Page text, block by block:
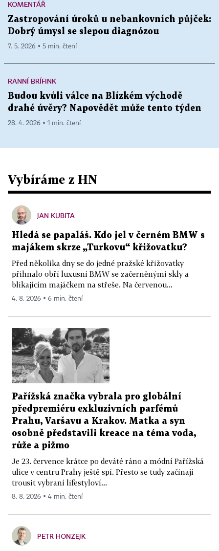
KOMENTÁŘ
Zastropování úroků u nebankovních půjček:
Dobrý úmysl se slepou diagnózou
7. 5. 2026 ▪ 5 min. čtení
RANNÍ BRÍFINK
Budou kvůli válce na Blízkém východě
drahé úvěry? Napovědět může tento týden
28. 4. 2026 ▪ 1 min. čtení
Vybíráme z HN
JAN KUBITA
Hledá se papaláš. Kdo jel v černém BMW s
majákem skrze „Turkovu“ křižovatku?
Před několika dny se do jedné pražské křižovatky
přihnalo obří luxusní BMW se začerněnými skly a
blikajícím majáčkem na střeše. Na červenou...
4. 8. 2026 ▪ 6 min. čtení
Pařížská značka vybrala pro globální
předpremiéru exkluzivních parfémů
Prahu, Varšavu a Krakov. Matka a syn
osobně představili kreace na téma voda,
růže a pižmo
Je 23. července krátce po deváté ráno a módní Pařížská
ulice v centru Prahy ještě spí. Přesto se tudy začínají
trousit vybraní lifestyloví...
8. 8. 2026 ▪ 4 min. čtení
PETR HONZEJK